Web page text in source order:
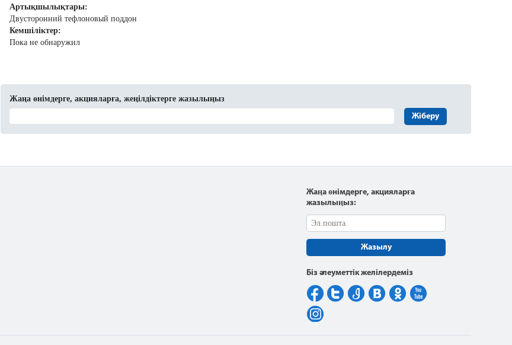
Артықшылықтары:
Двусторонний тефлоновый поддон
Кемшіліктер:
Пока не обнаружил
Жаңа өнімдерге, акцияларға, жеңілдіктерге жазылыңыз
Жіберу
Жаңа өнімдерге, акцияларға
жазылыңыз:
Жазылу
Біз әлеуметтік желілердеміз